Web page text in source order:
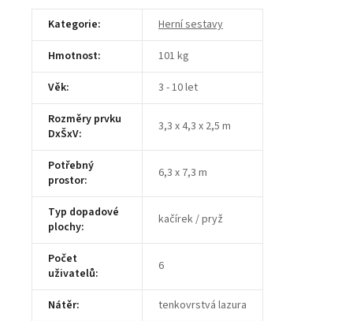
Kategorie:
Herní sestavy
Hmotnost:
101 kg
Věk:
3 - 10 let
Rozměry prvku
DxŠxV: 3,3 x 4,3 x 2,5 m
Potřebný
prostor: 6,3 x 7,3 m
Typ dopadové
plochy: kačírek / pryž
Počet
uživatelů: 6
Nátěr:
tenkovrstvá lazura